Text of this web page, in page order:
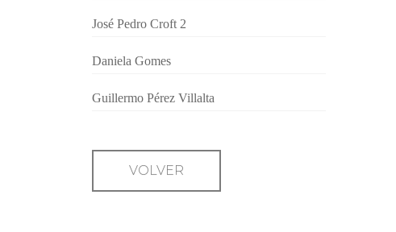
José Pedro Croft 2
Daniela Gomes
Guillermo Pérez Villalta
VOLVER